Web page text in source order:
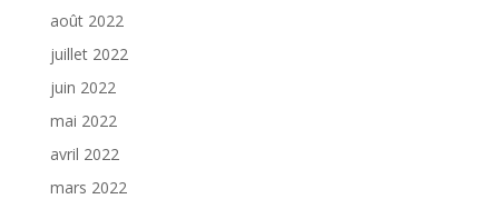
août 2022
juillet 2022
juin 2022
mai 2022
avril 2022
mars 2022